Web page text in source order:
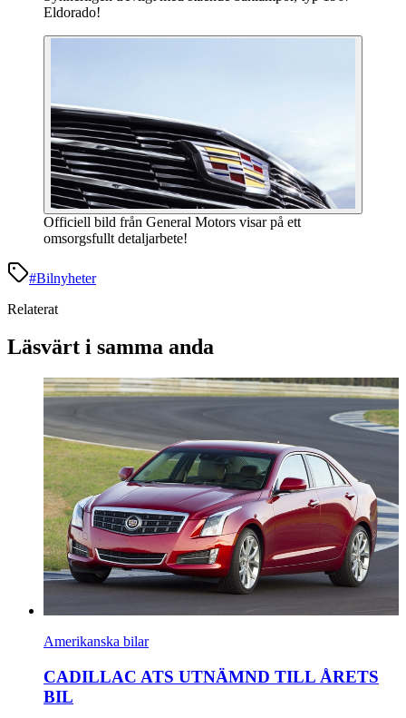
Eldorado!
Officiell bild från General Motors visar på ett
omsorgsfullt detaljarbete!
#Bilnyheter
Relaterat
Läsvärt i samma anda
Amerikanska bilar
CADILLAC ATS UTNÄMND TILL ÅRETS
BIL